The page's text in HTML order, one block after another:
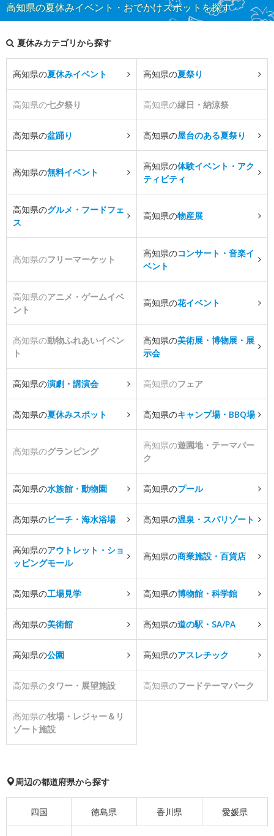
高知県の夏休みイベント・おでかけスポットを探す
夏休みカテゴリから探す
高知県の夏休みイベント 高知県の夏祭り
高知県の七夕祭り 高知県の縁日・納涼祭
高知県の盆踊り 高知県の屋台のある夏祭り
高知県の無料イベント
高知県の体験イベント・アク
ティビティ
高知県のグルメ・フードフェ
ス
高知県の物産展
高知県のフリーマーケット
高知県のコンサート・音楽イ
ベント
高知県のアニメ・ゲームイベ
ント
高知県の花イベント
高知県の動物ふれあいイベン
ト
高知県の美術展・博物展・展
示会
高知県の演劇・講演会 高知県のフェア
高知県の夏休みスポット 高知県のキャンプ場・BBQ場
高知県のグランピング
高知県の遊園地・テーマパー
ク
高知県の水族館・動物園 高知県のプール
高知県のビーチ・海水浴場 高知県の温泉・スパリゾート
高知県のアウトレット・ショ
ッピングモール
高知県の商業施設・百貨店
高知県の工場見学 高知県の博物館・科学館
高知県の美術館 高知県の道の駅・SA/PA
高知県の公園 高知県のアスレチック
高知県のタワー・展望施設 高知県のフードテーマパーク
高知県の牧場・レジャー＆リ
ゾート施設
周辺の都道府県から探す
四国 徳島県 香川県 愛媛県